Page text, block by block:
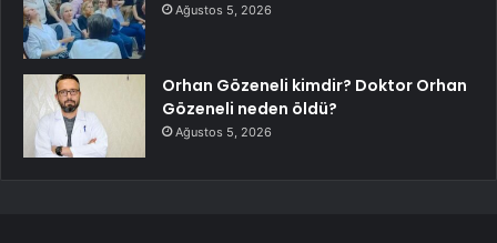
Ağustos 5, 2026
Orhan Gözeneli kimdir? Doktor Orhan
Gözeneli neden öldü?
Ağustos 5, 2026